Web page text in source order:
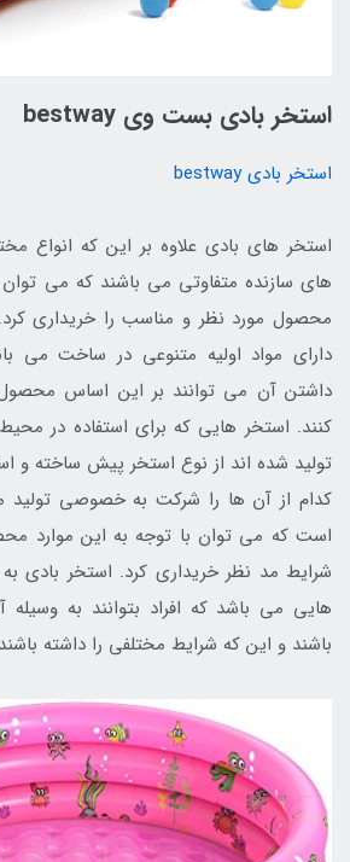
استخر بادی بست وی bestway
استخر بادی bestway
استخر های بادی علاوه بر این که انواع
های سازنده متفاوتی می باشند که می توان
محصول مورد نظر و مناسب را خریداری
دارای مواد اولیه متنوعی در ساخت می
داشتن آن می توانند بر این اساس
کنند. استخر هایی که برای استفاده در
تولید شده اند از نوع استخر پیش ساخته و
کدام از آن ها را شرکت به خصوصی
است که می توان با توجه به این موارد
شرایط مد نظر خریداری کرد. استخر بادی به
هایی می باشد که افراد بتوانند به
باشند و این که شرایط مختلفی را داشته